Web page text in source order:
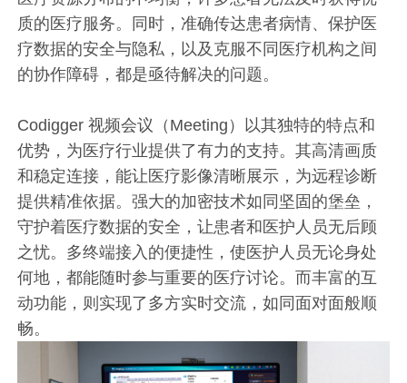
质的医疗服务。同时，准确传达患者病情、保护医
疗数据的安全与隐私，以及克服不同医疗机构之间
的协作障碍，都是亟待解决的问题。
Codigger 视频会议（Meeting）以其独特的特点和
优势，为医疗行业提供了有力的支持。其高清画质
和稳定连接，能让医疗影像清晰展示，为远程诊断
提供精准依据。强大的加密技术如同坚固的堡垒，
守护着医疗数据的安全，让患者和医护人员无后顾
之忧。多终端接入的便捷性，使医护人员无论身处
何地，都能随时参与重要的医疗讨论。而丰富的互
动功能，则实现了多方实时交流，如同面对面般顺
畅。